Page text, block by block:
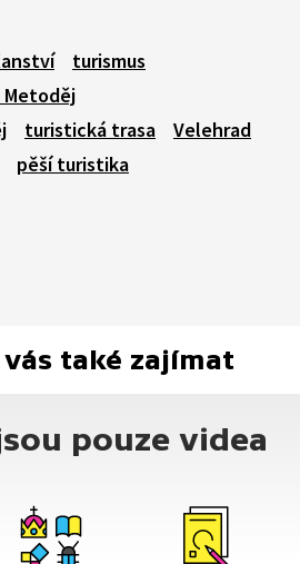
turismus
Metoděj
turistická trasa
Velehrad
pěší turistika
také zajímat
pouze videa